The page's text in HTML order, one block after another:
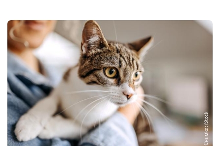
Снимка: iStock